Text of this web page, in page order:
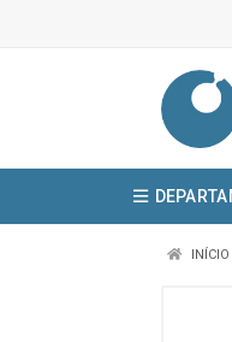
INÍCIO